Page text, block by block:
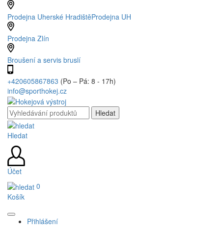
Prodejna Uherské HradištěProdejna UH
Prodejna Zlín
Broušení a servis bruslí
+420605867863 (Po – Pá: 8 - 17h)
info@sporthokej.cz
Hledat
Účet
0
Košík
Přihlášení